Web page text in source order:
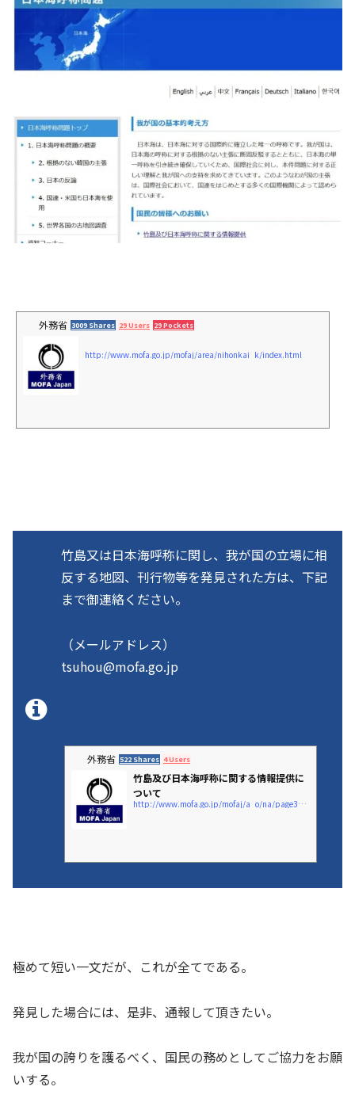
外務省 3009 Shares 29 Users 29 Pockets
http://www.mofa.go.jp/mofaj/area/nihonkai_k/index.html
竹島又は日本海呼称に関し、我が国の立場に相
反する地図、刊行物等を発見された方は、下記
まで御連絡ください。
（メールアドレス）
tsuhou@mofa.go.jp
外務省 522 Shares 4 Users
竹島及び日本海呼称に関する情報提供に
ついて
http://www.mofa.go.jp/mofaj/a_o/na/page3_002134.html
極めて短い一文だが、これが全てである。
発見した場合には、是非、通報して頂きたい。
我が国の誇りを護るべく、国民の務めとしてご協力をお願
いする。